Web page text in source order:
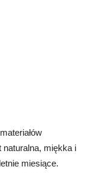
naturalna, miękka i
miesiące.